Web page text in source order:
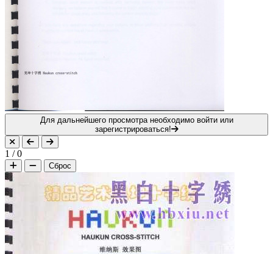
Для дальнейшего просмотра необходимо войти или
зарегистрироваться!
1 /0
Сброс